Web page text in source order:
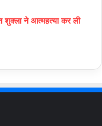
शुक्ला ने आत्महत्या कर ली